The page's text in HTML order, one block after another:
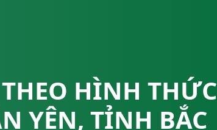
HÌNH THỨC
YÊN, TỈNH BẮC